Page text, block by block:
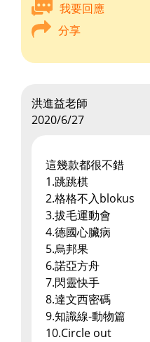
我要回應
分享
洪進益老師
2020/6/27
這幾款都很不錯
1.跳跳棋
2.格格不入blokus
3.拔毛運動會
4.德國心臟病
5.烏邦果
6.諾亞方舟
7.閃靈快手
8.達文西密碼
9.知識線-動物篇
10.Circle out